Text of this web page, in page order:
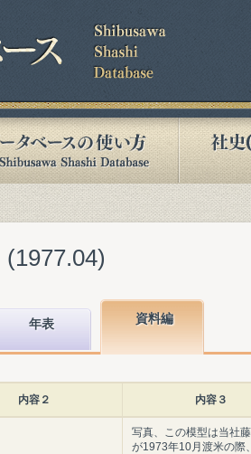
年表 資料編
内容２ 内容３
写真、この模型は当社
が1973年10月渡米の際